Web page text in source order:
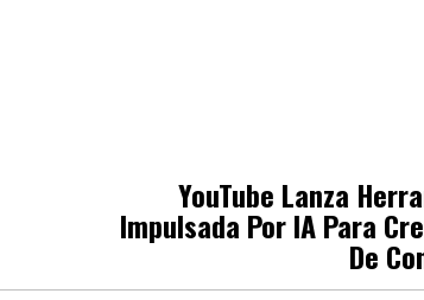
YouTube Lanza
Impulsada Por IA Para
De